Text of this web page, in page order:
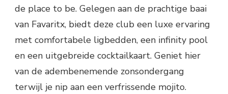
de place to be. Gelegen aan de prachtige baai
van Favaritx, biedt deze club een luxe ervaring
met comfortabele ligbedden, een infinity pool
en een uitgebreide cocktailkaart. Geniet hier
van de adembenemende zonsondergang
terwijl je nip aan een verfrissende mojito.